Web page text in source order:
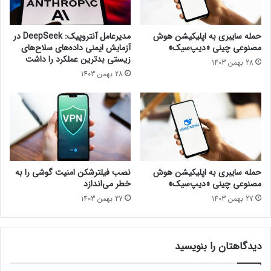
؛
ا
ی
ن
گ
ش
ی‌
ه
س
م
س
ن
گ
آ
M
D
9
0
0
X
3
D
ز
و
د
ی
ر
ه
حمله سایبری به اپلیکیشن هوش
مصنوعی چینی «دیپ‌سیک»
28 بهمن 1403
مدیرعامل آنتروپیک: DeepSeek در
آزمایش ایمنی داده‌های سلاح‌های
زیستی بدترین عملکرد را داشت
28 بهمن 1403
حمله سایبری به اپلیکیشن هوش
مصنوعی چینی «دیپ‌سیک»
27 بهمن 1403
نصب فیلترشکن امنیت گوشی را به
خطر می‌اندازد
27 بهمن 1403
دیدگاهتان را بنویسید